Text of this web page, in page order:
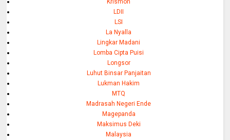
LDII
LSI
La Nyalla
Lingkar Madani
Lomba Cipta Puisi
Longsor
Luhut Binsar Panjaitan
Lukman Hakim
MTQ
Madrasah Negeri Ende
Magepanda
Maksimus Deki
Malaysia